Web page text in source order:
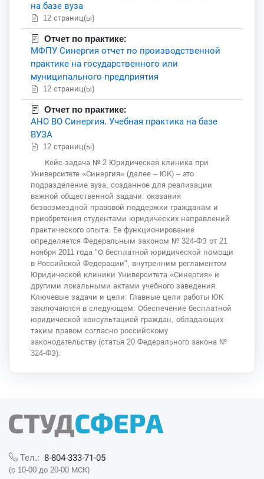
на базе вуза
12 страниц(ы)
Отчет по практике:
МФПУ Синергия отчет по производственной
практике на государственного или
муниципального предприятия
12 страниц(ы)
Отчет по практике:
АНО ВО Синергия. Учебная практика на базе
ВУЗА
12 страниц(ы)
Кейс-задача № 2 Юридическая клиника при
Университете «Синергия» (далее – ЮК) – это
подразделение вуза, созданное для реализации
важной общественной задачи: оказания
безвозмездной правовой поддержки гражданам и
приобретения студентами юридических направлений
практического опыта. Ее функционирование
определяется Федеральным законом № 324-ФЗ от 21
ноября 2011 года "О бесплатной юридической помощи
в Российской Федерации", внутренним регламентом
Юридической клиники Университета «Синергия» и
другими локальными актами учебного заведения.
Ключевые задачи и цели: Главные цели работы ЮК
заключаются в следующем: Обеспечение бесплатной
юридической консультацией граждан, обладающих
таким правом согласно российскому
законодательству (статья 20 Федерального закона №
324-ФЗ).
Тел.: 8-804-333-71-05
(с 10-00 до 20-00 МСК)